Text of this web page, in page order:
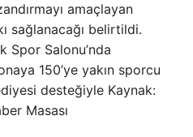
amaçlayan
sağlanacağı belirtildi.
Spor Salonu’nda
150’ye yakın sporcu
desteğiyle Kaynak:
Masası